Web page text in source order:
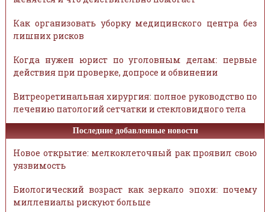
Как организовать уборку медицинского центра без
лишних рисков
Когда нужен юрист по уголовным делам: первые
действия при проверке, допросе и обвинении
Витреоретинальная хирургия: полное руководство по
лечению патологий сетчатки и стекловидного тела
Последние добавленные новости
Новое открытие: мелкоклеточный рак проявил свою
уязвимость
Биологический возраст как зеркало эпохи: почему
миллениалы рискуют больше